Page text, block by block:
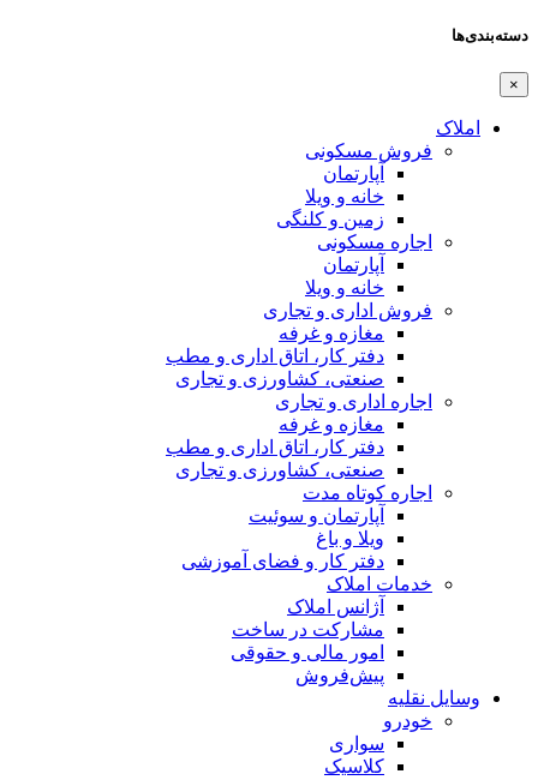
دسته‌بندی‌ها
×
املاک
فروش مسکونی
آپارتمان
خانه و ویلا
زمین و کلنگی
اجاره مسکونی
آپارتمان
خانه و ویلا
فروش اداری و تجاری
مغازه و غرفه
دفتر کار، اتاق اداری و مطب
صنعتی،‌ کشاورزی و تجاری
اجاره اداری و تجاری
مغازه و غرفه
دفتر کار، اتاق اداری و مطب
صنعتی،‌ کشاورزی و تجاری
اجاره کوتاه مدت
آپارتمان و سوئیت
ویلا و باغ
دفتر کار و فضای آموزشی
خدمات املاک
آژانس املاک
مشارکت در ساخت
امور مالی و حقوقی
پیش‌فروش
وسایل نقلیه
خودرو
سواری
کلاسیک